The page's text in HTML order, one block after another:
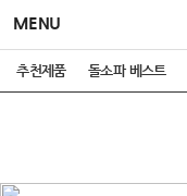
MENU
추천제품 돌소파 베스트